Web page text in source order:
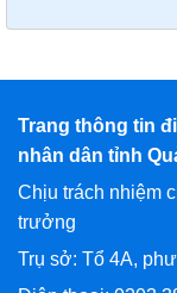
Trang thông tin
nhân dân tỉnh
Chịu trách nhiệm
trưởng
Trụ sở: Tổ 4A,